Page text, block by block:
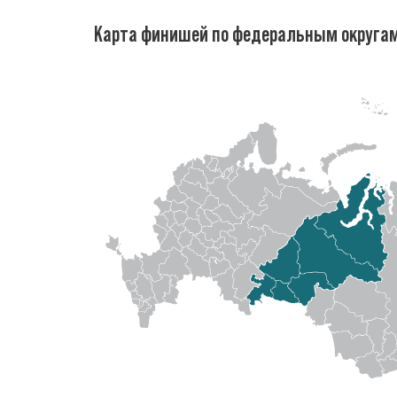
Карта финишей по федеральным